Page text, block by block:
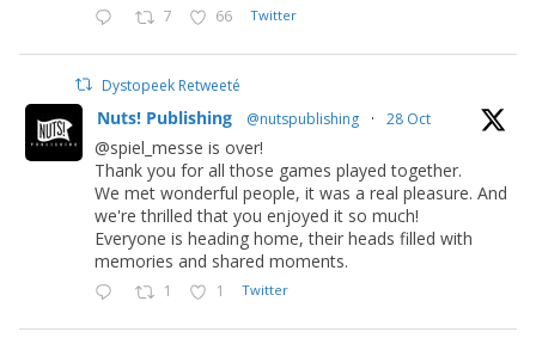
7 66 Twitter
Dystopeek Retweeté
Nuts! Publishing @nutspublishing · 28 Oct
@spiel_messe is over!
Thank you for all those games played together.
We met wonderful people, it was a real pleasure. And
we're thrilled that you enjoyed it so much!
Everyone is heading home, their heads filled with
memories and shared moments.
1 1 Twitter